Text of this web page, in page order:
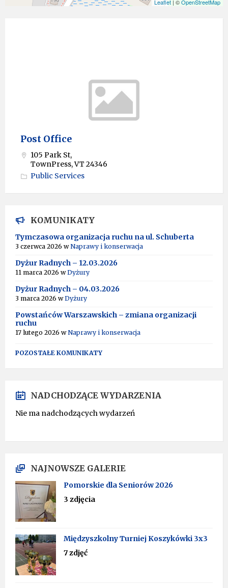
Leaflet | ©OpenStreetMap
Post Office
105 Park St,
TownPress, VT 24346
Public Services
KOMUNIKATY
Tymczasowa organizacja ruchu na ul. Schuberta
3 czerwca 2026 wNaprawy i konserwacja
Dyżur Radnych – 12.03.2026
11 marca 2026 wDyżury
Dyżur Radnych – 04.03.2026
3 marca 2026 wDyżury
Powstańców Warszawskich – zmiana organizacji
ruchu
17 lutego 2026 wNaprawy i konserwacja
POZOSTAŁE KOMUNIKATY
NADCHODZĄCE WYDARZENIA
Nie ma nadchodzących wydarzeń
NAJNOWSZE GALERIE
Pomorskie dla Seniorów 2026
3 zdjęcia
Międzyszkolny Turniej Koszykówki 3x3
7 zdjęć